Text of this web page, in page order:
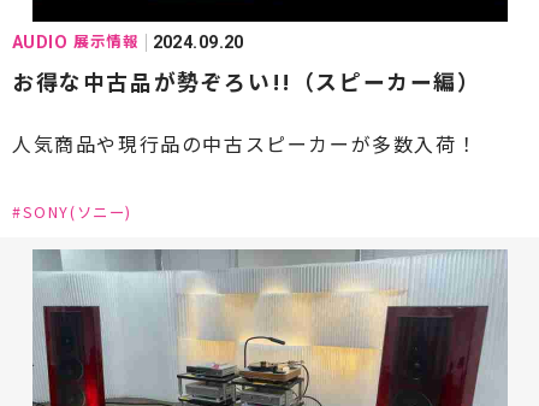
#Avantgarde(アヴァンギャルド)
#Bowers & Wilkins[B&W]（バウワースアンドウィ
#Bluesound(ブルーサウンド)
#CH Precision(シーエイチプレシジョン)
#Constellation Audio(コンステレーションオーデ
ィオ)
#DALI(ダリ)
AUDIO 展示情報 2024.09.20
お得な中古品が勢ぞろい!!（スピーカー編）
人気商品や現行品の中古スピーカーが多数入荷！
#SONY(ソニー)